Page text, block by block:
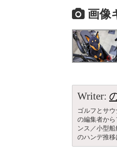
画像
Writer:
ゴルフとサ
の編集者か
ンス／小型
のハンデ推